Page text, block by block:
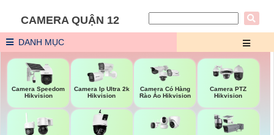
CAMERA QUẬN 12
DANH MỤC
Camera Speedom
Hikvision
Camera Ip Ultra 2k
Hikvision
Camera Có Hàng
Rào Ảo Hikvision
Camera PTZ
Hikvision